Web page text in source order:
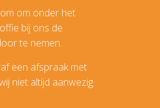
om onder het
bij ons de
te nemen.
een afspraak met
niet altijd aanwezig